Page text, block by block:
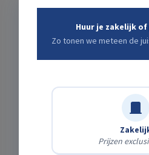
Haal het af op onze
Huur je zakelijk
Zo tonen we meteen de
Prijzen